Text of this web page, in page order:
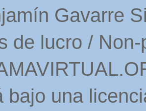
Gavarre
de lucro /
bajo una